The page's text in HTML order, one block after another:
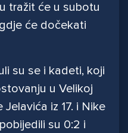
tražit će u subotu
će dočekati
su se i kadeti, koji
u Velikoj
iz 17. i Nike
su 0:2 i